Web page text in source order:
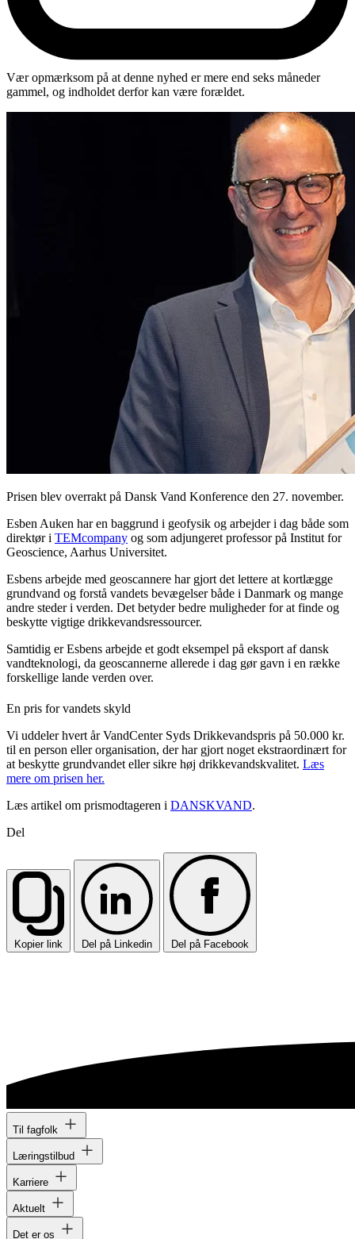
Vær opmærksom på at denne nyhed er mere end seks måneder
gammel, og indholdet derfor kan være forældet.
Prisen blev overrakt på Dansk Vand Konference den 27. november.
Esben Auken har en baggrund i geofysik og arbejder i dag både som
direktør i TEMcompany og som adjungeret professor på Institut for
Geoscience, Aarhus Universitet.
Esbens arbejde med geoscannere har gjort det lettere at kortlægge
grundvand og forstå vandets bevægelser både i Danmark og mange
andre steder i verden. Det betyder bedre muligheder for at finde og
beskytte vigtige drikkevandsressourcer.
Samtidig er Esbens arbejde et godt eksempel på eksport af dansk
vandteknologi, da geoscannerne allerede i dag gør gavn i en række
forskellige lande verden over.
En pris for vandets skyld
Vi uddeler hvert år VandCenter Syds Drikkevandspris på 50.000 kr.
til en person eller organisation, der har gjort noget ekstraordinært for
at beskytte grundvandet eller sikre høj drikkevandskvalitet. Læs
mere om prisen her.
Læs artikel om prismodtageren i DANSKVAND.
Del
Kopier link Del på Linkedin Del på Facebook
Til fagfolk
Læringstilbud
Karriere
Aktuelt
Det er os